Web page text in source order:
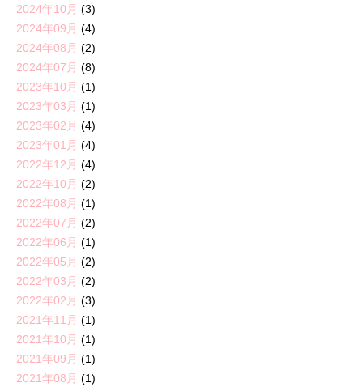
2024年10月 (3)
2024年09月 (4)
2024年08月 (2)
2024年07月 (8)
2023年10月 (1)
2023年03月 (1)
2023年02月 (4)
2023年01月 (4)
2022年12月 (4)
2022年10月 (2)
2022年08月 (1)
2022年07月 (2)
2022年06月 (1)
2022年05月 (2)
2022年03月 (2)
2022年02月 (3)
2021年11月 (1)
2021年10月 (1)
2021年09月 (1)
2021年08月 (1)